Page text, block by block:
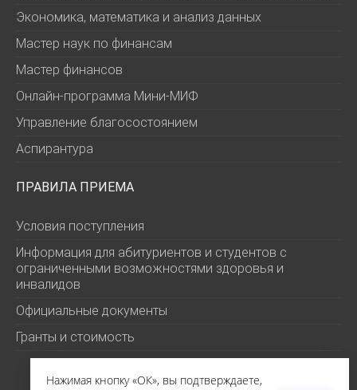
Экономика, математика и анализ данных
Мастер наук по финансам
Мастер финансов
Онлайн-программа Мини-МИФ
Управление благосостоянием
Аспирантура
ПРАВИЛА ПРИЕМА
Условия поступления
Информация для абитуриентов и студентов с
ограниченными возможностями здоровья и
инвалидов
Официальные документы
Гранты и стоимость
Нажимая кнопку «ОК», вы подтверждаете,